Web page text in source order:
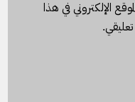
الإلكتروني في هذا
تعليقي.